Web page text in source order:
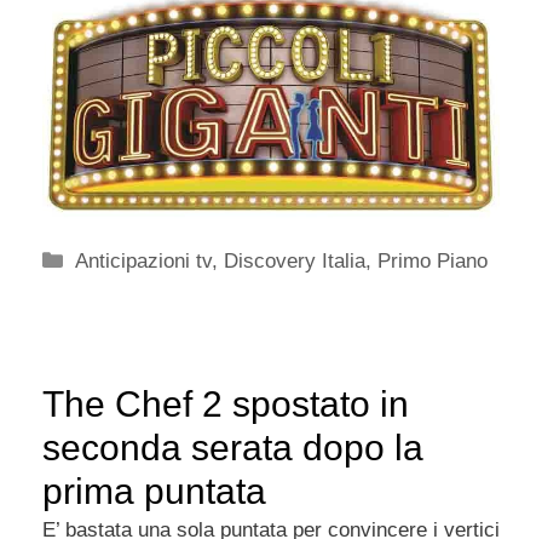
Categorie
Anticipazioni tv, Discovery Italia, Primo Piano
The Chef 2 spostato in
seconda serata dopo la
prima puntata
E’ bastata una sola puntata per convincere i vertici